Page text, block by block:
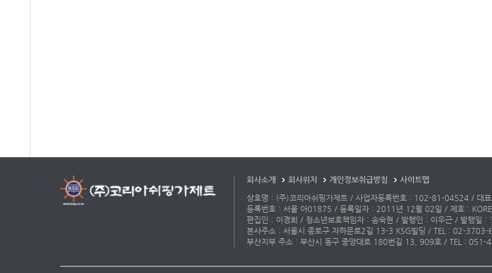
회사소개 회사위치 개인정보취급방침
사이트맵
상호명 : (주)코리아쉬핑가제트 / 사업자등록번호 : 102-81-04524 / 대
등록번호 : 서울 아01875 / 등록일자 : 2011년 12월 02일 / 제호 :
편집인 : 이경희 / 청소년보호책임자 : 송숙현 / 발행인 : 이우근 / 발행일
본사주소 : 서울시 종로구 자하문로2길 13-3 KSG빌딩 / TEL : 02-
부산지부 주소 : 부산시 동구 중앙대로 180번길 13, 909호 / TEL :